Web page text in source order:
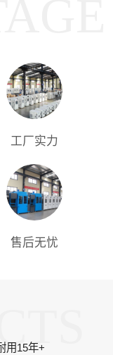
工厂实力
售后无忧
用15年+